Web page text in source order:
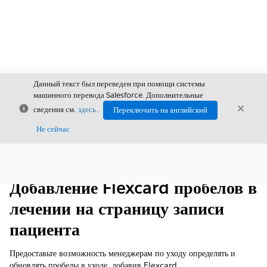
Закрыть
Данный текст был переведен при помощи системы
машинного перевода Salesforce. Дополнительные
сведения см. здесь.
Переключить на английский
Не сейчас
Добавление Flexcard пробелов в
лечении на страницу записи
пациента
Предоставьте возможность менеджерам по уходу определять и